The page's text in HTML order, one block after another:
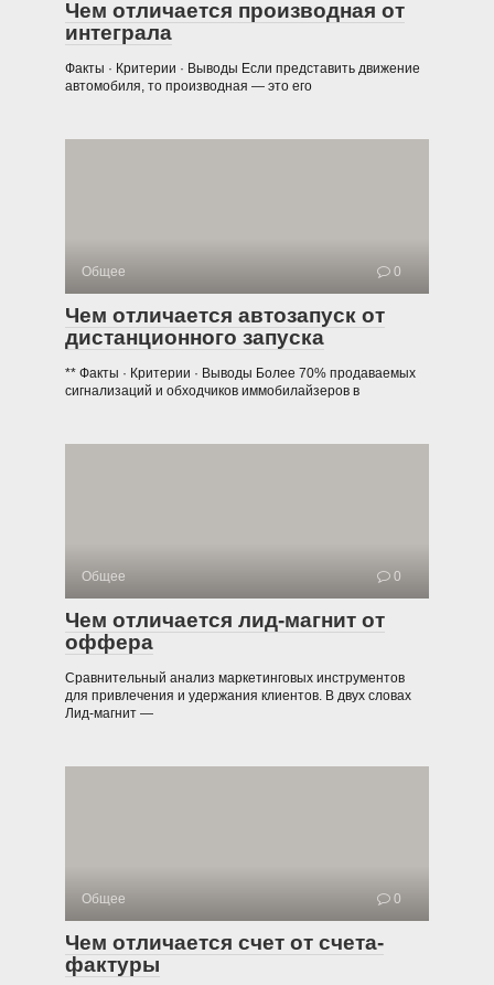
Чем отличается производная от
интеграла
Факты · Критерии · Выводы Если представить движение
автомобиля, то производная — это его
Общее 0
Чем отличается автозапуск от
дистанционного запуска
** Факты · Критерии · Выводы Более 70% продаваемых
сигнализаций и обходчиков иммобилайзеров в
Общее 0
Чем отличается лид-магнит от
оффера
Сравнительный анализ маркетинговых инструментов
для привлечения и удержания клиентов. В двух словах
Лид-магнит —
Общее 0
Чем отличается счет от счета-
фактуры